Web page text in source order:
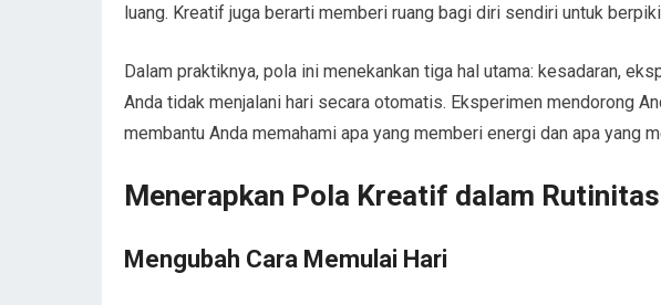
luang. Kreatif juga berarti memberi ruang bagi diri sendiri untuk
Dalam praktiknya, pola ini menekankan tiga hal utama: kesadaran,
Anda tidak menjalani hari secara otomatis. Eksperimen mendorong
membantu Anda memahami apa yang memberi energi dan apa yang
Menerapkan Pola Kreatif dalam
Mengubah Cara Memulai Hari